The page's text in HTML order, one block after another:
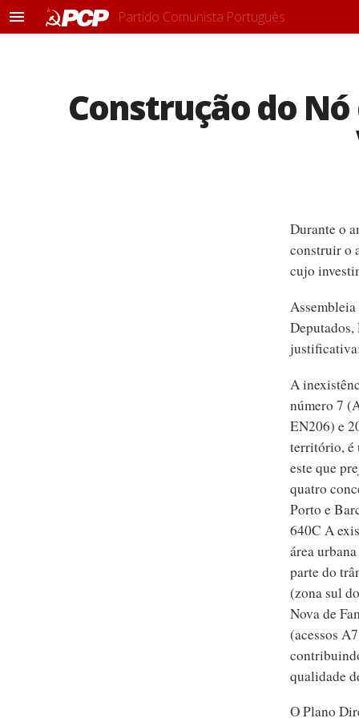
M
Partido Comunista Português
Construção do Nó
Durante o
construir o
cujo
A
número 7
EN206) e
território, é
este que
quatro
Porto e
640C A
área
parte do
(zona sul
Nova de
(acessos
qualidade
O Plano